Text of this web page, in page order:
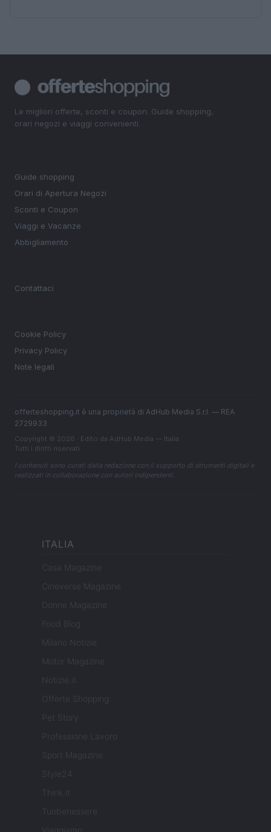
Le migliori offerte, sconti e coupon. Guide shopping,
orari negozi e viaggi convenienti.
Guide shopping
Orari di Apertura Negozi
Sconti e Coupon
Viaggi e Vacanze
Abbigliamento
Contattaci
Cookie Policy
Privacy Policy
Note legali
offerteshopping.it è una proprietà di AdHub Media S.r.l. — REA
2729933
Copyright © 2026 · Edito da AdHub Media — Italia
Tutti i diritti riservati
I contenuti sono curati dalla redazione con il supporto di strumenti digitali e
realizzati in collaborazione con autori indipendenti.
ITALIA
Casa Magazine
Cineverse Magazine
Donne Magazine
Food Blog
Milano Notizie
Motor Magazine
Notizie.it
Offerte Shopping
Pet Story
Professione Lavoro
Sport Magazine
Style24
Think.it
Tuobenessere
Viaggiamo